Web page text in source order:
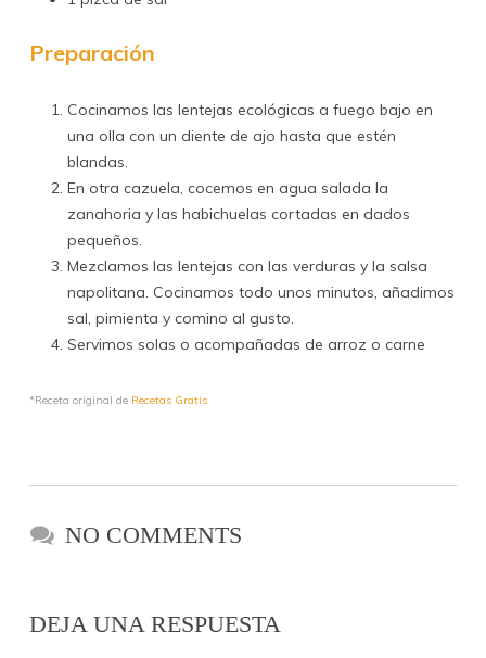
Preparación
Cocinamos las lentejas ecológicas a fuego bajo en
una olla con un diente de ajo hasta que estén
blandas.
En otra cazuela, cocemos en agua salada la
zanahoria y las habichuelas cortadas en dados
pequeños.
Mezclamos las lentejas con las verduras y la salsa
napolitana. Cocinamos todo unos minutos, añadimos
sal, pimienta y comino al gusto.
Servimos solas o acompañadas de arroz o carne
*Receta original de Recetas Gratis
NO COMMENTS
DEJA UNA RESPUESTA